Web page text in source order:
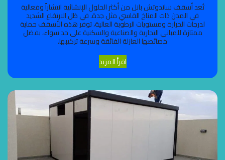
تُعد أسقف ساندوتش بانل من أكثر الحلول الإنشائية انتشاراً وفعالية
في المدن ذات المناخ القاسي مثل جدة. في ظل الارتفاع الشديد
لدرجات الحرارة ومستويات الرطوبة العالية، توفر هذه الأسقف حماية
ممتازة للمباني التجارية والصناعية والسكنية على حد سواء، بفضل
خصائصها العازلة الفائقة وسرعة تركيبها.
اقرأ المزيد